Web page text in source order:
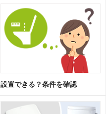
設置できる？条件を確認